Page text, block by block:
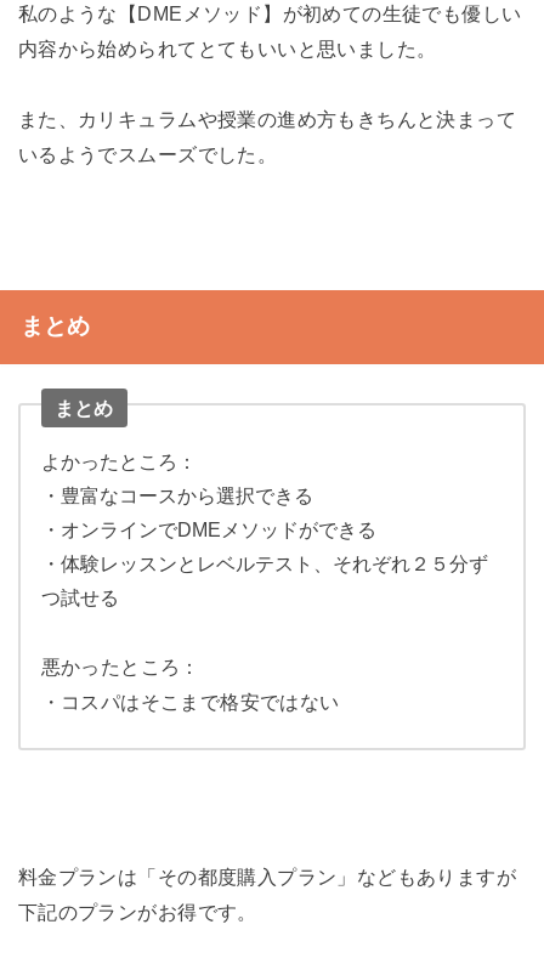
私のような【DMEメソッド】が初めての生徒でも優しい
内容から始められてとてもいいと思いました。
また、カリキュラムや授業の進め方もきちんと決まって
いるようでスムーズでした。
まとめ
まとめ
よかったところ：
・豊富なコースから選択できる
・オンラインでDMEメソッドができる
・体験レッスンとレベルテスト、それぞれ２５分ず
つ試せる
悪かったところ：
・コスパはそこまで格安ではない
料金プランは「その都度購入プラン」などもありますが
下記のプランがお得です。